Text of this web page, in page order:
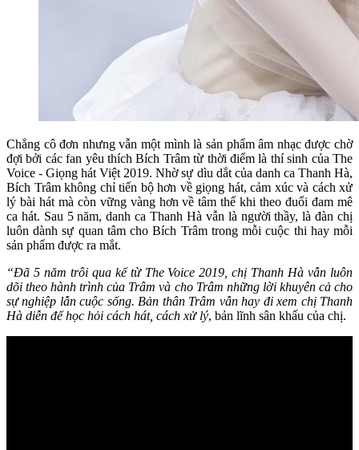
Chẳng cô đơn nhưng vẫn một mình là sản phẩm âm nhạc được chờ
đợi bởi các fan yêu thích Bích Trâm từ thời điểm là thí sinh của The
Voice - Giọng hát Việt 2019. Nhờ sự dìu dắt của danh ca Thanh Hà,
Bích Trâm không chỉ tiến bộ hơn về giọng hát, cảm xúc và cách xử
lý bài hát mà còn vững vàng hơn về tâm thế khi theo đuổi đam mê
ca hát. Sau 5 năm, danh ca Thanh Hà vẫn là người thầy, là đàn chị
luôn dành sự quan tâm cho Bích Trâm trong mỗi cuộc thi hay mỗi
sản phẩm được ra mắt.
“Đã 5 năm trôi qua kể từ The Voice 2019, chị Thanh Hà vẫn luôn
dõi theo hành trình của Trâm và cho Trâm những lời khuyên cả cho
sự nghiệp lẫn cuộc sống. Bản thân Trâm vẫn hay đi xem chị Thanh
Hà diễn để học hỏi cách hát, cách xử lý, bản lĩnh sân khấu của chị.